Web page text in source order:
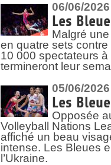
06/06/2026
Les
Malgré
en quatre sets
10 000 spectateurs
termineront leur
05/06/2026
Les
Opposée
Volleyball Nations
affiché un beau
intense. Les Bleues
l’Ukraine.